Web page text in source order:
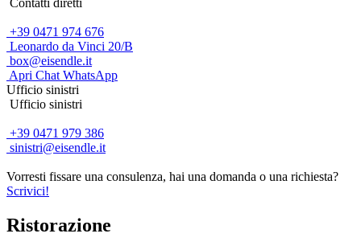
Contatti diretti
+39 0471 974 676
Leonardo da Vinci 20/B
box@eisendle.it
Apri Chat WhatsApp
Ufficio sinistri
Ufficio sinistri
+39 0471 979 386
sinistri@eisendle.it
Vorresti fissare una consulenza, hai una domanda o una richiesta?
Scrivici!
Ristorazione